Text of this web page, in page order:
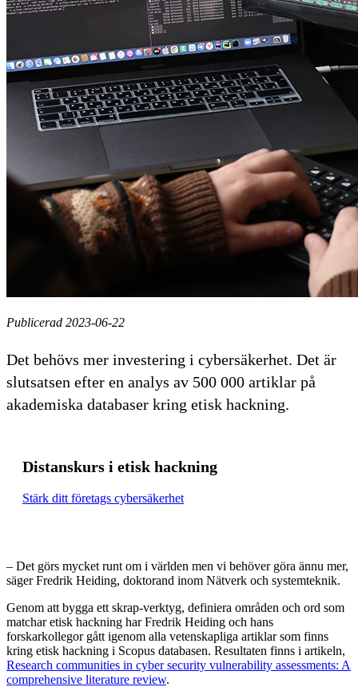
Publicerad 2023-06-22
Det behövs mer investering i cybersäkerhet. Det är
slutsatsen efter en analys av 500 000 artiklar på
akademiska databaser kring etisk hackning.
Distanskurs i etisk hackning
Stärk ditt företags cybersäkerhet
– Det görs mycket runt om i världen men vi behöver göra ännu mer,
säger Fredrik Heiding, doktorand inom Nätverk och systemteknik.
Genom att bygga ett skrap-verktyg, definiera områden och ord som
matchar etisk hackning har Fredrik Heiding och hans
forskarkollegor gått igenom alla vetenskapliga artiklar som finns
kring etisk hackning i Scopus databasen. Resultaten finns i artikeln,
Research communities in cyber security vulnerability assessments: A
comprehensive literature review.